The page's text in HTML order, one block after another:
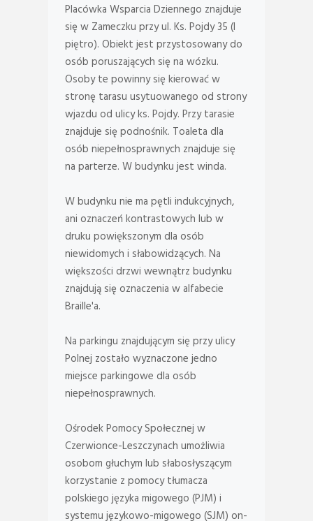
Placówka Wsparcia Dziennego znajduje
się w Zameczku przy ul. Ks. Pojdy 35 (I
piętro). Obiekt jest przystosowany do
osób poruszających się na wózku.
Osoby te powinny się kierować w
stronę tarasu usytuowanego od strony
wjazdu od ulicy ks. Pojdy. Przy tarasie
znajduje się podnośnik. Toaleta dla
osób niepełnosprawnych znajduje się
na parterze. W budynku jest winda.
W budynku nie ma pętli indukcyjnych,
ani oznaczeń kontrastowych lub w
druku powiększonym dla osób
niewidomych i słabowidzących. Na
większości drzwi wewnątrz budynku
znajdują się oznaczenia w alfabecie
Braille'a.
Na parkingu znajdującym się przy ulicy
Polnej zostało wyznaczone jedno
miejsce parkingowe dla osób
niepełnosprawnych.
Ośrodek Pomocy Społecznej w
Czerwionce-Leszczynach umożliwia
osobom głuchym lub słabosłyszącym
korzystanie z pomocy tłumacza
polskiego języka migowego (PJM) i
systemu językowo-migowego (SJM) on-